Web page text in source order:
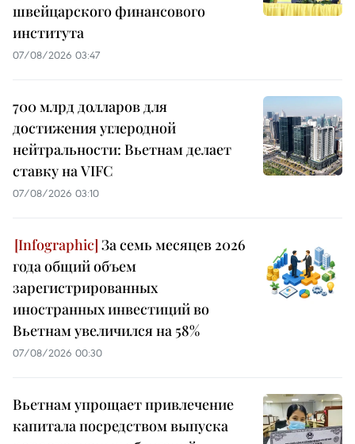
швейцарского финансового
института
07/08/2026 03:47
700 млрд долларов для
достижения углеродной
нейтральности: Вьетнам делает
ставку на VIFC
07/08/2026 03:10
За семь месяцев 2026
года общий объем
зарегистрированных
иностранных инвестиций во
Вьетнам увеличился на 58%
07/08/2026 00:30
Вьетнам упрощает привлечение
капитала посредством выпуска